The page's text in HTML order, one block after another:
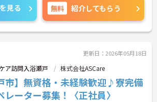
見る 無料 紹介してもらう
更新日：2026年05月18日
ア訪問入浴瀬戸 株式会社ASCare
市】無資格・未経験歓迎♪寮完備
ーター募集！〈正社員〉